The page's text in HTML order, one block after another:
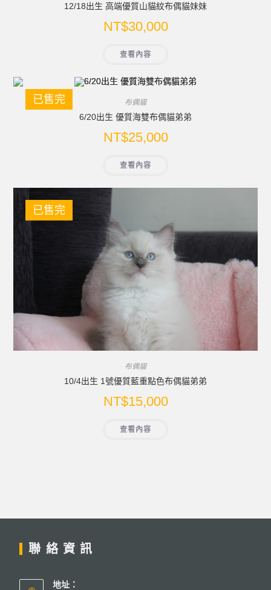
12/18出生 高端優質山貓紋布偶貓妹妹
NT$30,000
查看內容
已售完 布偶貓
6/20出生 優質海雙布偶貓弟弟
NT$25,000
查看內容
已售完
布偶貓
10/4出生 1號優質藍重點色布偶貓弟弟
NT$15,000
查看內容
聯絡資訊
地址：